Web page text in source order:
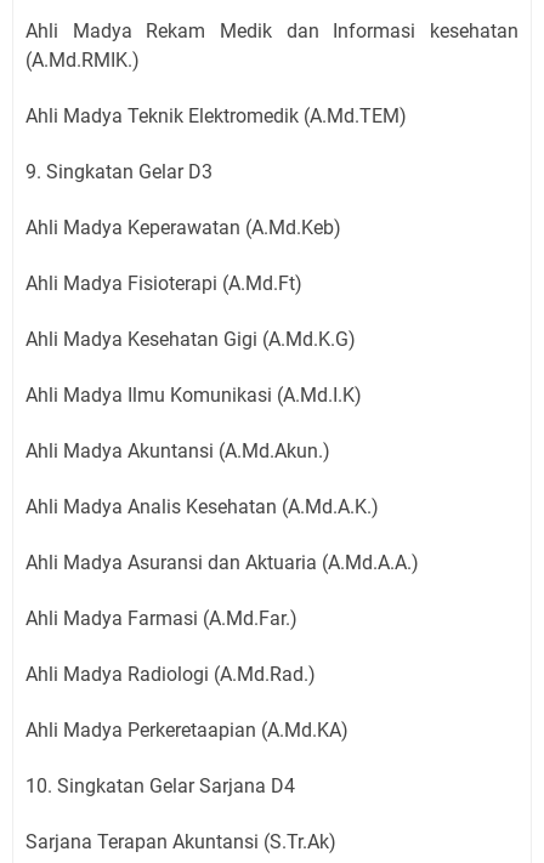
Ahli Madya Rekam Medik dan Informasi kesehatan
(A.Md.RMIK.)
Ahli Madya Teknik Elektromedik (A.Md.TEM)
9. Singkatan Gelar D3
Ahli Madya Keperawatan (A.Md.Keb)
Ahli Madya Fisioterapi (A.Md.Ft)
Ahli Madya Kesehatan Gigi (A.Md.K.G)
Ahli Madya Ilmu Komunikasi (A.Md.I.K)
Ahli Madya Akuntansi (A.Md.Akun.)
Ahli Madya Analis Kesehatan (A.Md.A.K.)
Ahli Madya Asuransi dan Aktuaria (A.Md.A.A.)
Ahli Madya Farmasi (A.Md.Far.)
Ahli Madya Radiologi (A.Md.Rad.)
Ahli Madya Perkeretaapian (A.Md.KA)
10. Singkatan Gelar Sarjana D4
Sarjana Terapan Akuntansi (S.Tr.Ak)